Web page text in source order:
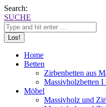
Search:
SUCHE
Home
Betten
Zirbenbetten aus
Massivholzbetten I
Möbel
Massivholz und